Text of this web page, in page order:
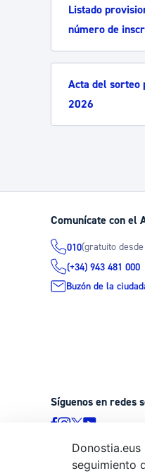
Listado
número de
Acta del sorteo
2026
Comunícate con el
010(gratuito
(+34) 943 481 000
Buzón de la
Síguenos en redes
© Donostiako Udala
seguimiento